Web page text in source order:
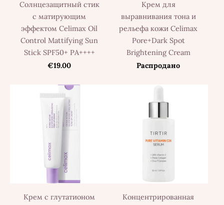
Солнцезащитный стик
с матирующим
эффектом Celimax Oil
Control Mattifying Sun
Stick SPF50+ PA++++
€19.00
Крем для
выравнивания тона и
рельефа кожи Celimax
Pore+Dark Spot
Brightening Cream
Распродано
Крем с глутатионом
Концентрированная